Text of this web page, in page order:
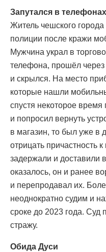
Запутался в телефонах
Житель чешского
полиции после кражи
Мужчина украл в
телефона, прошёл через
и скрылся. На место
которые нашли
спустя некоторое время
и попросил вернуть
в магазин, то был уже в
отрицать причастность
задержали и доставили
оказалось, он и ранее
и перепродавал их.
неоднократно судим и
сроке до 2023 года. Суд
стражу.
Обида Дуси